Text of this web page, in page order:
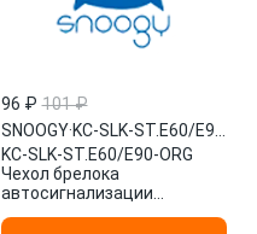
96 ₽ 101 ₽
SNOOGY·
KC-SLK-ST.E60/E90-ORG
Чехол брелока
автосигнализации